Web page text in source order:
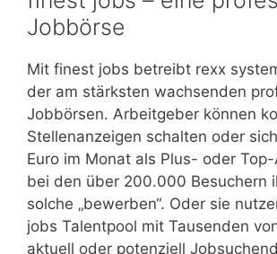
Jobbörse
Mit finest jobs betreibt rexx
der am stärksten wachsenden
Jobbörsen. Arbeitgeber können
Stellenanzeigen schalten oder
Euro im Monat als Plus- oder
bei den über 200.000 Besuchern
solche „bewerben“. Oder sie
jobs Talentpool mit Tausenden
aktuell oder potenziell